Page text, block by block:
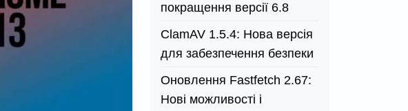
покращення версії 6.8
ClamAV 1.5.4: Нова версія
для забезпечення безпеки
Оновлення Fastfetch 2.67:
Нові можливості і